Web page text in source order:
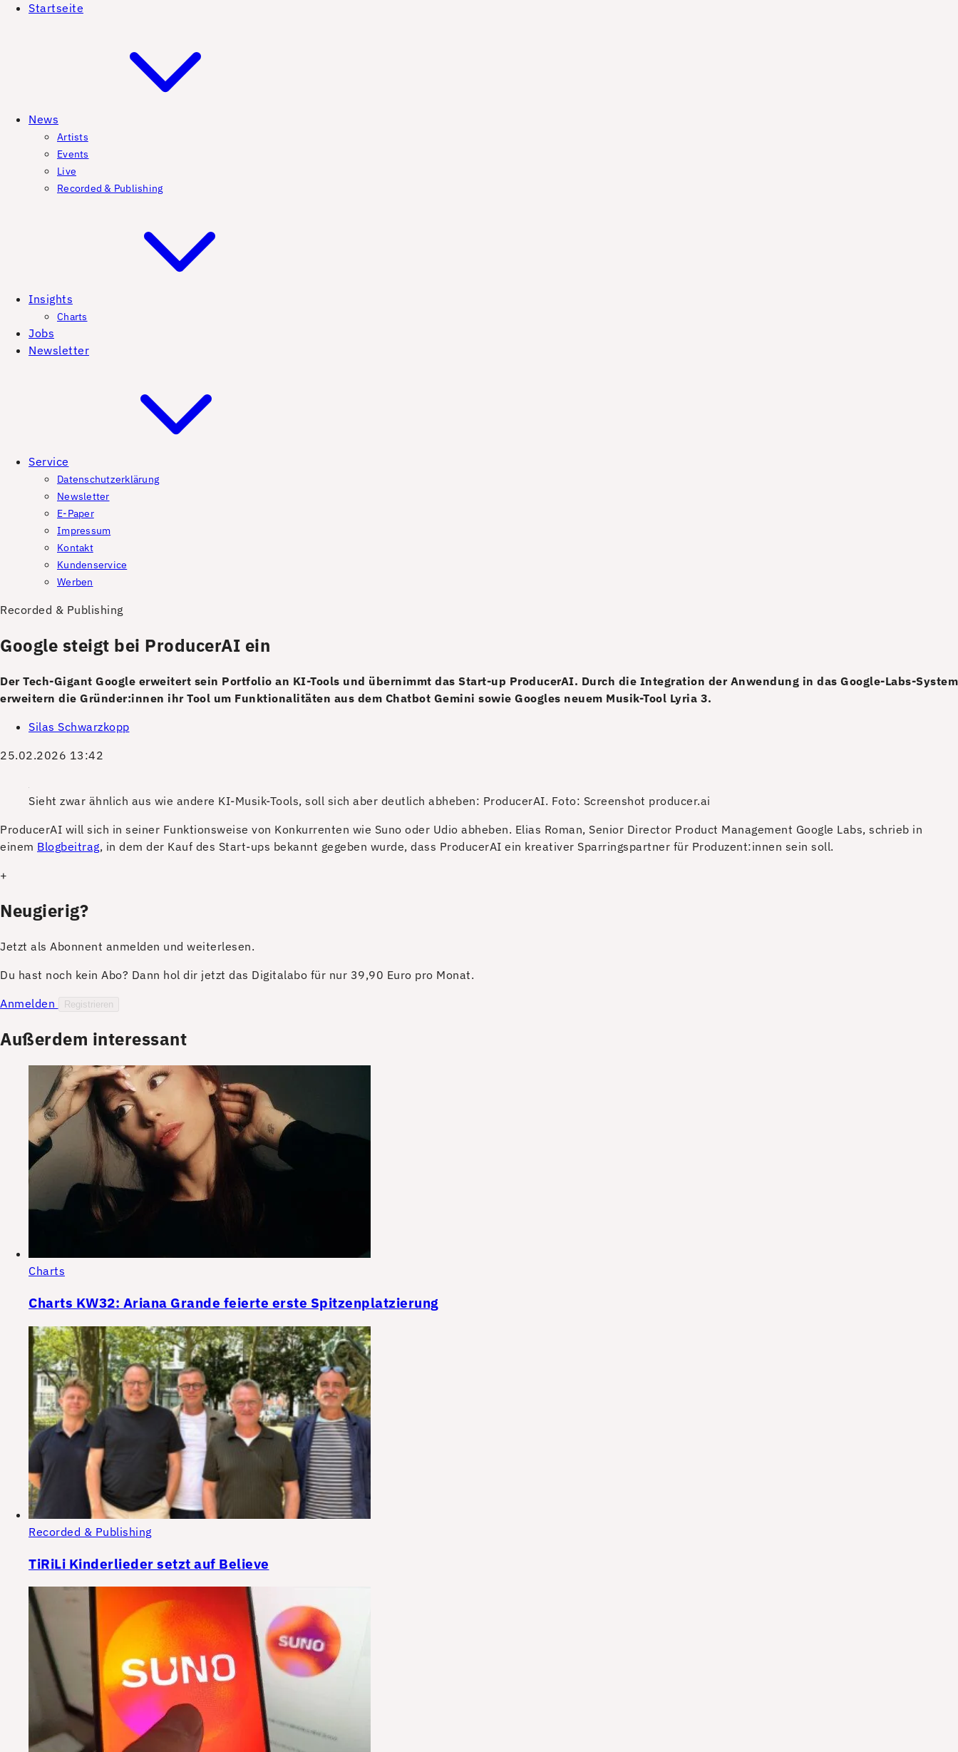
Startseite
News
Artists
Events
Live
Recorded & Publishing
Insights
Charts
Jobs
Newsletter
Service
Datenschutzerklärung
Newsletter
E-Paper
Impressum
Kontakt
Kundenservice
Werben
Recorded & Publishing
Google steigt bei ProducerAI ein
Der Tech-Gigant Google erweitert sein Portfolio an KI-Tools und übernimmt das Start-up ProducerAI. Durch die Integration der Anwendung in das Google-Labs-System
erweitern die Gründer:innen ihr Tool um Funktionalitäten aus dem Chatbot Gemini sowie Googles neuem Musik-Tool Lyria 3.
Silas Schwarzkopp
25.02.2026 13:42
Sieht zwar ähnlich aus wie andere KI-Musik-Tools, soll sich aber deutlich abheben: ProducerAI. Foto: Screenshot producer.ai
ProducerAI will sich in seiner Funktionsweise von Konkurrenten wie Suno oder Udio abheben. Elias Roman, Senior Director Product Management Google Labs, schrieb in
einem Blogbeitrag, in dem der Kauf des Start-ups bekannt gegeben wurde, dass ProducerAI ein kreativer Sparringspartner für Produzent:innen sein soll.
+
Neugierig?
Jetzt als Abonnent anmelden und weiterlesen.
Du hast noch kein Abo? Dann hol dir jetzt das Digitalabo für nur 39,90 Euro pro Monat.
Anmelden
Registrieren
Außerdem interessant
Charts
Charts KW32: Ariana Grande feierte erste Spitzenplatzierung
Recorded & Publishing
TiRiLi Kinderlieder setzt auf Believe